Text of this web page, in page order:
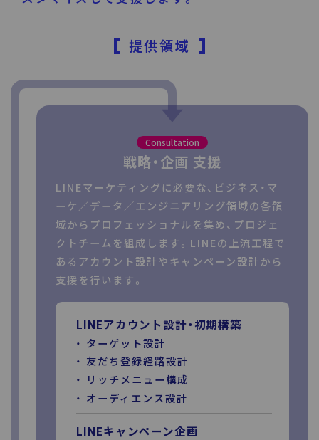
提供領域
Consultation
戦略・企画 支援
LINEマーケティングに必要な、ビジネス・マ
ーケ／データ／エンジニアリング領域の各領
域からプロフェッショナルを集め、プロジェ
クトチームを組成します。LINEの上流工程で
あるアカウント設計やキャンペーン設計から
支援を行います。
LINEアカウント設計・初期構築
ターゲット設計
友だち登録経路設計
リッチメニュー構成
オーディエンス設計
LINEキャンペーン企画